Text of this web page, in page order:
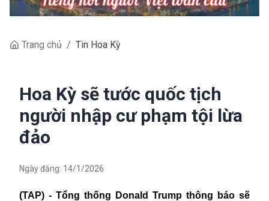
Trang chủ / Tin Hoa Kỳ
Hoa Kỳ sẽ tước quốc tịch
người nhập cư phạm tội lừa
đảo
Ngày đăng: 14/1/2026
(TAP) - Tổng thống Donald Trump thông báo sẽ